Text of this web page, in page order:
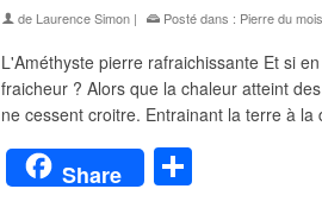
de Laurence Simon | Posté dans : Pierre du mois
L'Améthyste pierre rafraichissante Et si
fraicheur ? Alors que la chaleur atteint
ne cessent croitre. Entrainant la terre à
Share